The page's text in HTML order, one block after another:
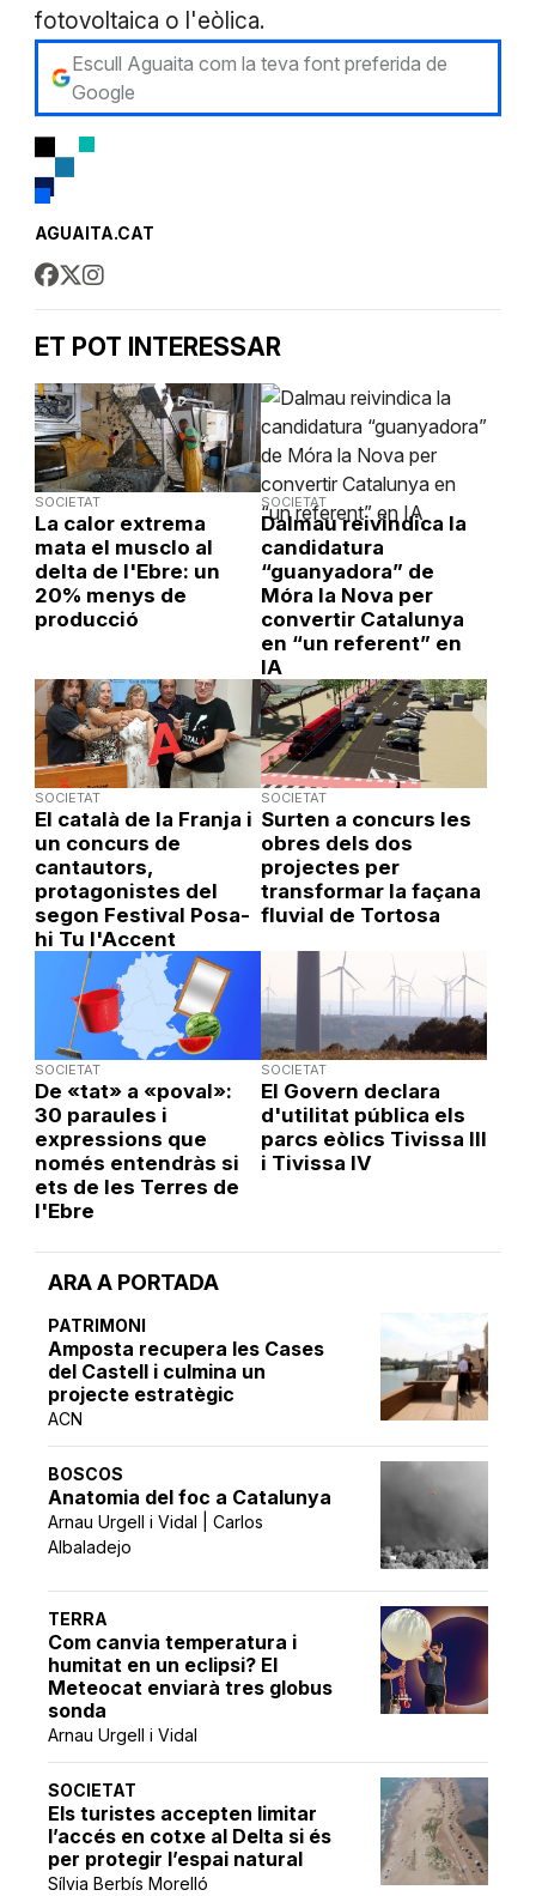
ARA A PORTADA
PATRIMONI
Amposta recupera les Cases
del Castell i culmina un
projecte estratègic
ACN
BOSCOS
Anatomia del foc a Catalunya
Arnau Urgell i Vidal | Carlos
Albaladejo
TERRA
Com canvia temperatura i
humitat en un eclipsi? El
Meteocat enviarà tres globus
sonda
Arnau Urgell i Vidal
SOCIETAT
Els turistes accepten limitar
l’accés en cotxe al Delta si és
per protegir l’espai natural
Sílvia Berbís Morelló
fotovoltaica o l'eòlica.
Escull Aguaita com la teva font preferida de
Google
AGUAITA.CAT
ET POT INTERESSAR
SOCIETAT
La calor extrema
mata el musclo al
delta de l'Ebre: un
20% menys de
producció
SOCIETAT
Dalmau reivindica la
candidatura
“guanyadora” de
Móra la Nova per
convertir Catalunya
en “un referent” en
IA
SOCIETAT
El català de la Franja i
un concurs de
cantautors,
protagonistes del
segon Festival Posa-
hi Tu l'Accent
SOCIETAT
Surten a concurs les
obres dels dos
projectes per
transformar la façana
fluvial de Tortosa
SOCIETAT
De «tat» a «poval»:
30 paraules i
expressions que
només entendràs si
ets de les Terres de
l'Ebre
SOCIETAT
El Govern declara
d'utilitat pública els
parcs eòlics Tivissa III
i Tivissa IV